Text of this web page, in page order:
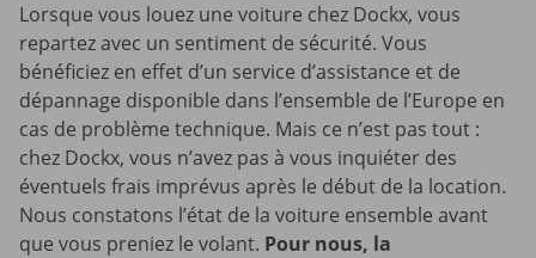
Lorsque vous louez une voiture chez Dockx, vous
repartez avec un sentiment de sécurité. Vous
bénéficiez en effet d’un service d’assistance et de
dépannage disponible dans l’ensemble de l’Europe en
cas de problème technique. Mais ce n’est pas tout :
chez Dockx, vous n’avez pas à vous inquiéter des
éventuels frais imprévus après le début de la location.
Nous constatons l’état de la voiture ensemble avant
que vous preniez le volant. Pour nous, la